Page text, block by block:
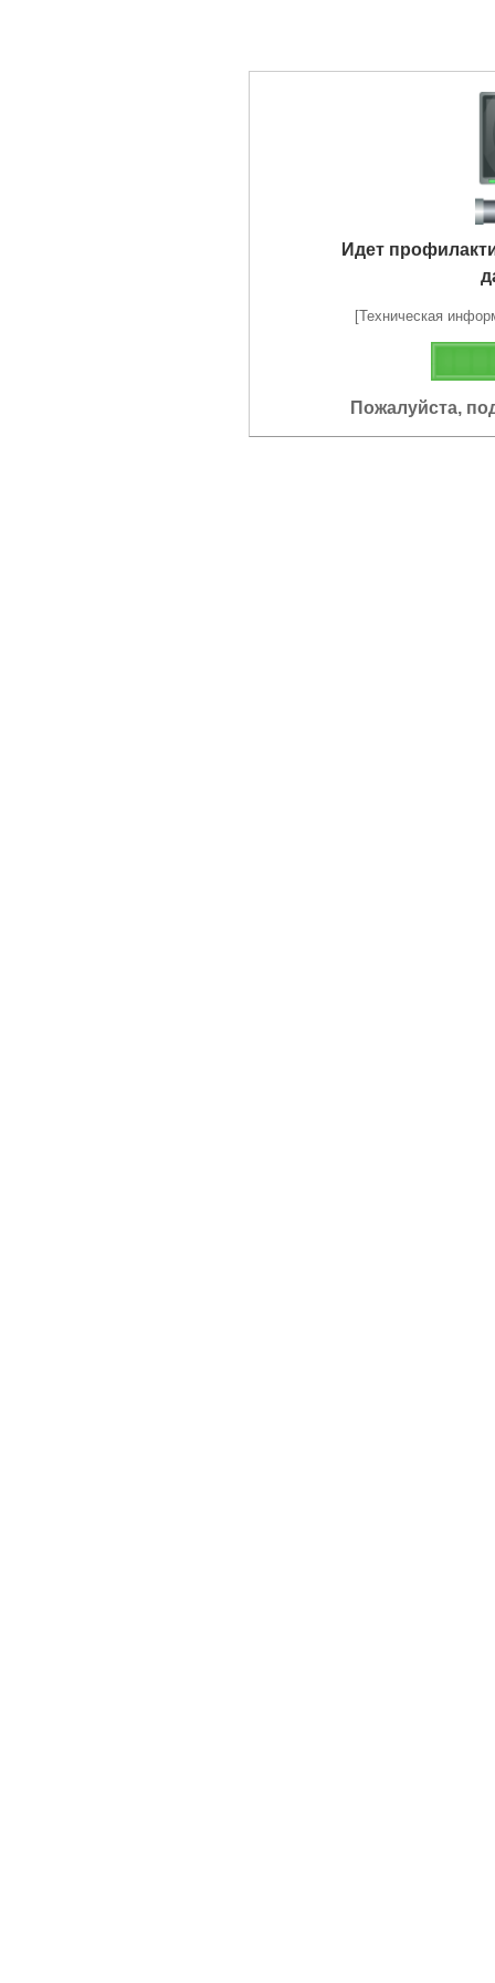
Идет
[Техническая
Пожалуйста,